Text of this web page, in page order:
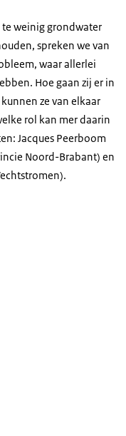
weinig grondwater
spreken we van
waar allerlei
Hoe gaan zij er in
ze van elkaar
rol kan mer daarin
Jacques Peerboom
Noord-Brabant) en